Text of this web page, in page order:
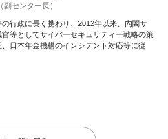
センター長）
行政に長く携わり、2012年以来、内閣サ
等としてサイバーセキュリティー戦略の策
日本年金機構のインシデント対応等に従